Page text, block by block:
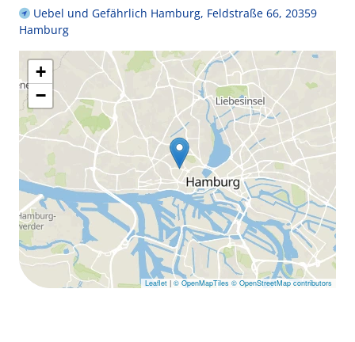
Uebel und Gefährlich Hamburg, Feldstraße 66, 20359
Hamburg
+
−
Leaflet | © OpenMapTiles © OpenStreetMap contributors